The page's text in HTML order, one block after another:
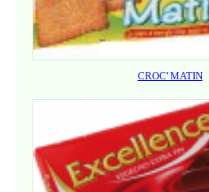
CROC' MATIN